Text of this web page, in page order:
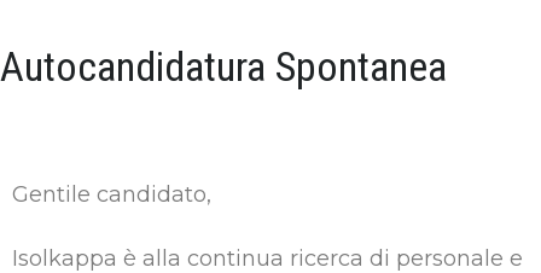
Autocandidatura Spontanea
Gentile candidato,
Isolkappa è alla continua ricerca di personale e